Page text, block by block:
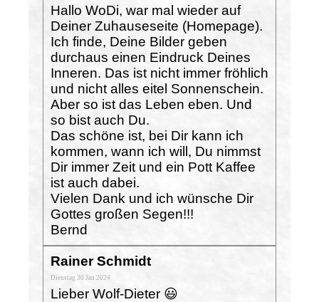
Hallo WoDi, war mal wieder auf
Deiner Zuhauseseite (Homepage).
Ich finde, Deine Bilder geben
durchaus einen Eindruck Deines
Inneren. Das ist nicht immer fröhlich
und nicht alles eitel Sonnenschein.
Aber so ist das Leben eben. Und
so bist auch Du.
Das schöne ist, bei Dir kann ich
kommen, wann ich will, Du nimmst
Dir immer Zeit und ein Pott Kaffee
ist auch dabei.
Vielen Dank und ich wünsche Dir
Gottes großen Segen!!!
Bernd
Rainer Schmidt
Dienstag 30 Jan 2024
Lieber Wolf-Dieter 😃